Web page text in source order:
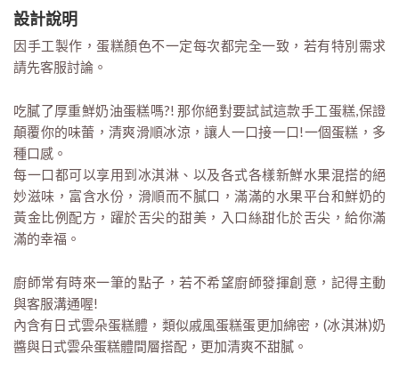
設計說明
因手工製作，蛋糕顏色不一定每次都完全一致，若有特別需求
請先客服討論。
吃膩了厚重鮮奶油蛋糕嗎?! 那你絕對要試試這款手工蛋糕,保證
顛覆你的味蕾，清爽滑順冰涼，讓人一口接一口!一個蛋糕，多
種口感。
每一口都可以享用到冰淇淋、以及各式各樣新鮮水果混搭的絕
妙滋味，富含水份，滑順而不膩口，滿滿的水果平台和鮮奶的
黃金比例配方，躍於舌尖的甜美，入口絲甜化於舌尖，給你滿
滿的幸福。
廚師常有時來一筆的點子，若不希望廚師發揮創意，記得主動
與客服溝通喔!
內含有日式雲朵蛋糕體，類似戚風蛋糕蛋更加綿密，(冰淇淋)奶
醬與日式雲朵蛋糕體間層搭配，更加清爽不甜膩。